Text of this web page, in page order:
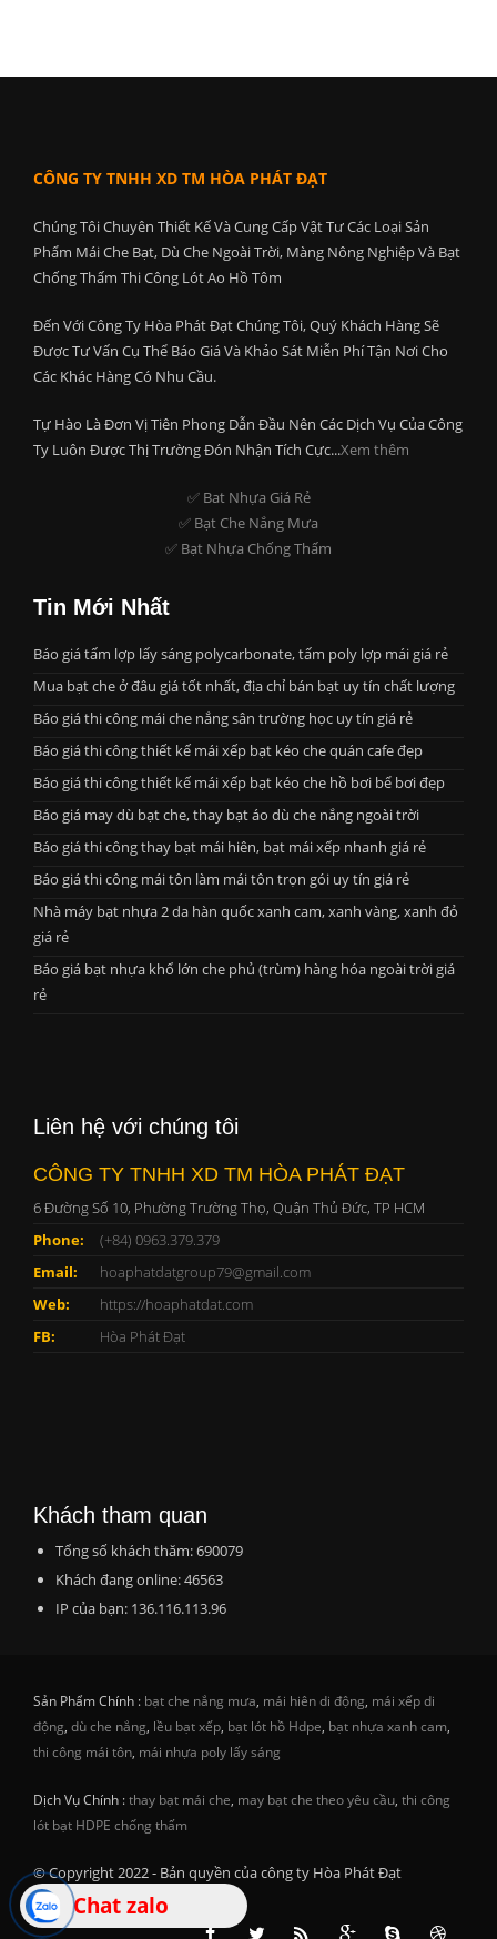
CÔNG TY TNHH XD TM HÒA PHÁT ĐẠT
Chúng Tôi Chuyên Thiết Kế Và Cung Cấp Vật Tư Các Loại Sản
Phẩm Mái Che Bạt, Dù Che Ngoài Trời, Màng Nông Nghiệp Và Bạt
Chống Thấm Thi Công Lót Ao Hồ Tôm
Đến Với Công Ty Hòa Phát Đạt Chúng Tôi, Quý Khách Hàng Sẽ
Được Tư Vấn Cụ Thể Báo Giá Và Khảo Sát Miễn Phí Tận Nơi Cho
Các Khác Hàng Có Nhu Cầu.
Tự Hào Là Đơn Vị Tiên Phong Dẫn Đầu Nên Các Dịch Vụ Của Công
Ty Luôn Được Thị Trường Đón Nhận Tích Cực...Xem thêm
✅ Bat Nhựa Giá Rẻ
✅ Bạt Che Nắng Mưa
✅ Bạt Nhựa Chống Thấm
Chat zalo
Tin Mới Nhất
Báo giá tấm lợp lấy sáng polycarbonate, tấm poly lợp mái giá rẻ
Mua bạt che ở đâu giá tốt nhất, địa chỉ bán bạt uy tín chất lượng
Báo giá thi công mái che nắng sân trường học uy tín giá rẻ
Báo giá thi công thiết kế mái xếp bạt kéo che quán cafe đẹp
Báo giá thi công thiết kế mái xếp bạt kéo che hồ bơi bể bơi đẹp
Báo giá may dù bạt che, thay bạt áo dù che nắng ngoài trời
Báo giá thi công thay bạt mái hiên, bạt mái xếp nhanh giá rẻ
Báo giá thi công mái tôn làm mái tôn trọn gói uy tín giá rẻ
Nhà máy bạt nhựa 2 da hàn quốc xanh cam, xanh vàng, xanh đỏ
giá rẻ
Báo giá bạt nhựa khổ lớn che phủ (trùm) hàng hóa ngoài trời giá
rẻ
Liên hệ với chúng tôi
CÔNG TY TNHH XD TM HÒA PHÁT ĐẠT
6 Đường Số 10, Phường Trường Thọ, Quận Thủ Đức, TP HCM
Phone:
(+84) 0963.379.379
Email:
hoaphatdatgroup79@gmail.com
Web:
https://hoaphatdat.com
FB:
Hòa Phát Đạt
Khách tham quan
Tổng số khách thăm: 690079
Khách đang online: 46563
IP của bạn: 136.116.113.96
Sản Phẩm Chính : bạt che nắng mưa, mái hiên di động, mái xếp di
động, dù che nắng, lều bạt xếp, bạt lót hồ Hdpe, bạt nhựa xanh cam,
thi công mái tôn, mái nhựa poly lấy sáng
Dịch Vụ Chính :thay bạt mái che, may bạt che theo yêu cầu, thi công
lót bạt HDPE chống thấm
© Copyright 2022 - Bản quyền của công ty Hòa Phát Đạt